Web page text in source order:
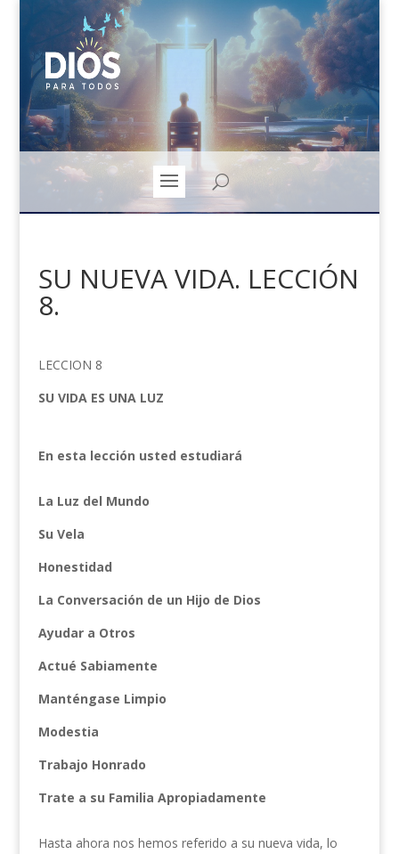
SU NUEVA VIDA. LECCIÓN
8.
LECCION 8
SU VIDA ES UNA LUZ
En esta lección usted estudiará
La Luz del Mundo
Su Vela
Honestidad
La Conversación de un Hijo de Dios
Ayudar a Otros
Actué Sabiamente
Manténgase Limpio
Modestia
Trabajo Honrado
Trate a su Familia Apropiadamente
Hasta ahora nos hemos referido a su nueva vida, lo